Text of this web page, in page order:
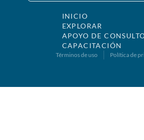
INICIO
EXPLORAR
APOYO DE
CAPACITACIÓN
Términos de uso Política de